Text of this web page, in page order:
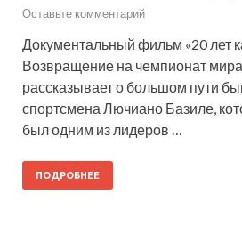
Оставьте комментарий
Документальный фильм «20 лет
Возвращение на чемпионат мира
рассказывает о большом пути
спортсмена Лючиано Базиле,
был одним из лидеров …
ПОДРОБНЕЕ